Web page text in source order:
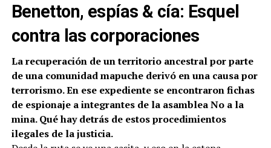
Benetton, espías & cía: Esquel
contra las corporaciones
La recuperación de un territorio ancestral por parte
de una comunidad mapuche derivó en una causa por
terrorismo. En ese expediente se encontraron fichas
de espionaje a integrantes de la asamblea No a la
mina. Qué hay detrás de estos procedimientos
ilegales de la justicia.